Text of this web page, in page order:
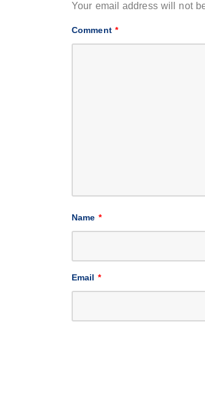
Your email address will not
Comment *
Name *
Email *